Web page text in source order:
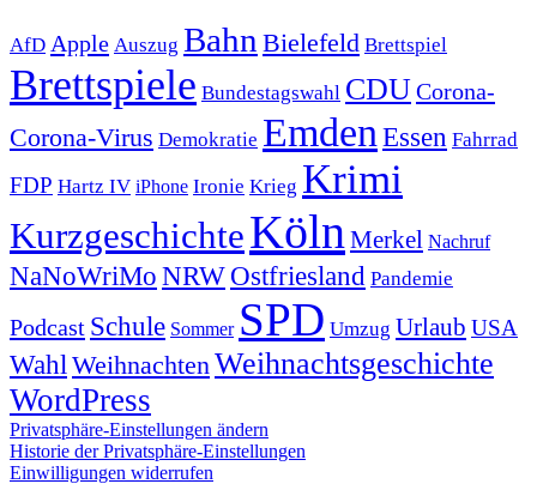
AfD Apple Auszug Bahn Bielefeld Brettspiel
Brettspiele Bundestagswahl CDUCorona-
Corona-Virus Demokratie Emden Essen Fahrrad
FDP Hartz IV iPhone Ironie Krieg Krimi
KurzgeschichteKöln Merkel Nachruf
NaNoWriMo NRWOstfriesland Pandemie
Podcast Schule Sommer SPD Umzug Urlaub USA
Wahl Weihnachten Weihnachtsgeschichte
WordPress
Privatsphäre-Einstellungen ändern
Historie der Privatsphäre-Einstellungen
Einwilligungen widerrufen